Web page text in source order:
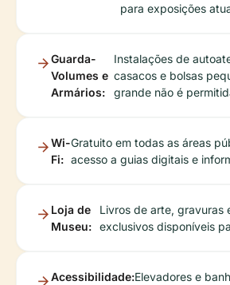
para exposições
Guarda-
Volumes e
Armários:
Instalações de
casacos e bolsas
grande não é
Wi-
Fi:
Gratuito em todas as áreas
acesso a guias digitais e
Loja de
Museu:
Livros de arte, gravuras
exclusivos disponíveis
Acessibilidade:Elevadores e